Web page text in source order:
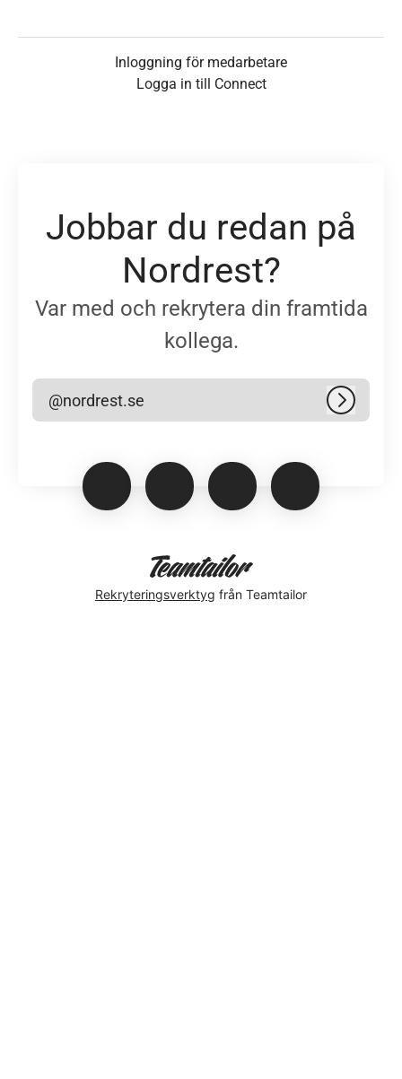
Inloggning för medarbetare
Logga in till Connect
Jobbar du redan på
Nordrest?
Var med och rekrytera din framtida
kollega.
@nordrest.se Logga in
Rekryteringsverktyg från Teamtailor